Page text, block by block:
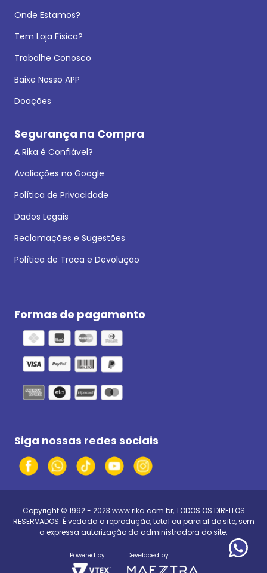
Onde Estamos?
Tem Loja Física?
Trabalhe Conosco
Baixe Nosso APP
Doações
Segurança na Compra
A Rika é Confiável?
Avaliações no Google
Política de Privacidade
Dados Legais
Reclamações e Sugestões
Política de Troca e Devolução
Formas de pagamento
Siga nossas redes sociais
Copyright © 1992 - 2023 www.rika.com.br, TODOS OS DIREITOS
RESERVADOS. É vedada a reprodução, total ou parcial do site, sem
a expressa autorização da administradora do site.
Powered by Developed by